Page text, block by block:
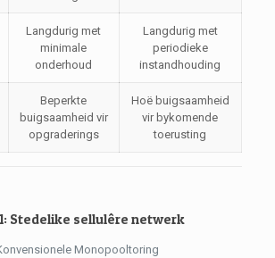
Langdurig met
minimale
onderhoud
Langdurig met
periodieke
instandhouding
Beperkte
buigsaamheid vir
opgraderings
Hoë buigsaamheid
vir bykomende
toerusting
Stedelike sellulêre netwerk
Monopooltoring